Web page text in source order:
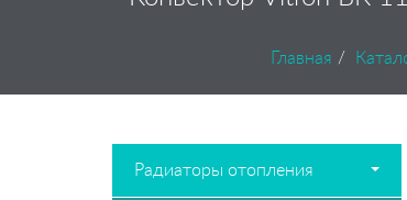
Главная
Радиаторы отопления